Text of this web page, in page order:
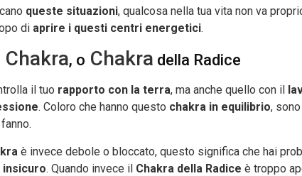
queste situazioni, qualcosa nella tua vita non va
di aprire i questi centri energetici.
, o Chakra della Radice
il tuo rapporto con la terra, ma anche quello con il
. Coloro che hanno questo chakra in equilibrio, sono
è invece debole o bloccato, questo significa che hai
insicuro. Quando invece il Chakra della Radice è troppo